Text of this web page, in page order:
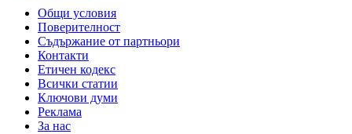
Общи условия
Поверителност
Съдържание от партньори
Контакти
Етичен кодекс
Всички статии
Ключови думи
Реклама
За нас